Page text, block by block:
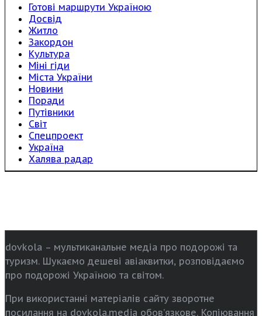
Готові маршрути Україною
Досвід
Житло
Закордон
Культура
Міні гіди
Міста України
Новини
Поради
Путівники
Світ
Спецпроект
Україна
Халява радар
dovkola – мультиканальне медіа про подорожі та
туризм. Шукаємо дешеві авіаквитки, розповідаємо
про подорожі Україною та світом.
При використанні матеріалів сайту зворотне
посилання на dovkola.media обов’язкове. Копіювання